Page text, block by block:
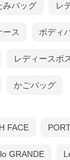
みバッグ レ
ース ボディ
レディースボ
かごバッグ
FACE
GRANDE